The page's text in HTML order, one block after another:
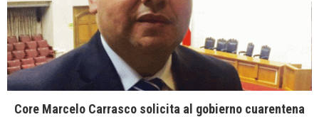
Core Marcelo Carrasco solicita al gobierno cuarentena